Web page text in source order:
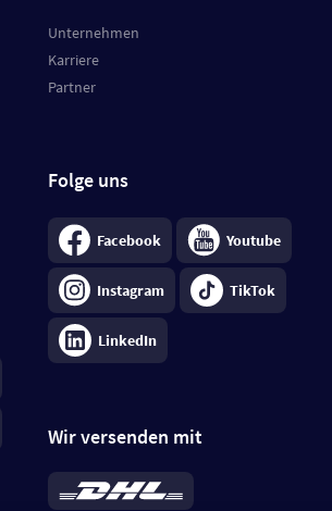
Unternehmen
Karriere
Partner
Folge uns
Facebook Youtube
Instagram TikTok
LinkedIn
Wir versenden mit